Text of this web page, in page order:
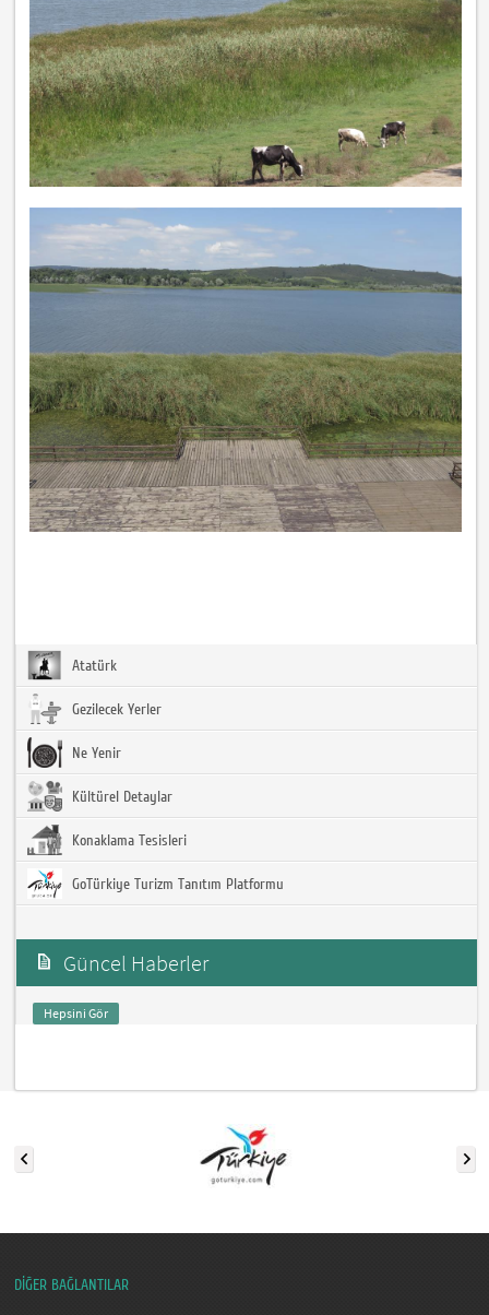
Atatürk
Gezilecek Yerler
Ne Yenir
Kültürel Detaylar
Konaklama Tesisleri
GoTürkiye Turizm Tanıtım Platformu
Güncel Haberler
Hepsini Gör
DİĞER BAĞLANTILAR